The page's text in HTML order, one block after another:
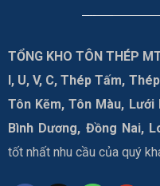
TỔNG KHO TÔN THÉP
I, U, V, C, Thép Tấm,
Tôn Kẽm, Tôn Màu, Lưới
Bình Dương, Đồng Nai,
tốt nhất nhu cầu của quý